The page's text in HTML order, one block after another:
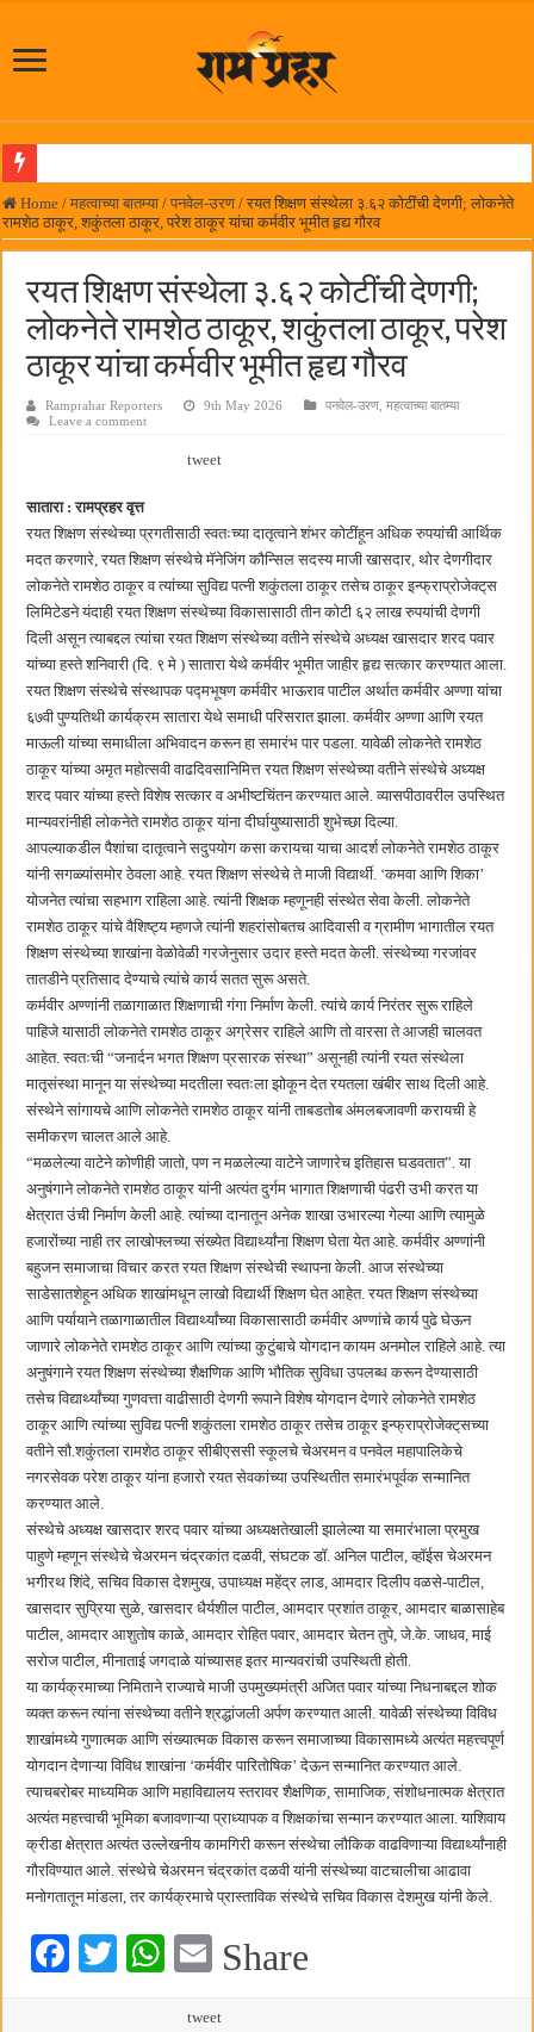
आमदार प्रशांत ठाकूर यांच्या उपस्थितीत विद्यार्थ्यांना रेनकोट, शिक्षकांना छत्री वाटप
लोकनेते रामशेठ ठाकूर समाजसेवेतील हिरा -आमदार रविशेठ पाटील
समाजप्रिय नेतृत्व आमदार प्रशांत ठाकूर यांच्या वाढदिवसानिमित्त राज्यभरातून शुभेच्छांचा वर्षाव
पनवेलमध्ये ८ ऑगस्टला महारोजगार मेळावा
सर्वात मोठ्या दिवाळी अंक स्पर्धेचा निकाल जाहीर
पालेखुर्द येथील जि.प. शाळेच्या नूतन इमारतीचे लोकनेते रामशेठ ठाकूर यांच्या उद्घाटन
हर घर तिरंगा अभियानासंदर्भात पनवेलमध्ये बैठक
कामोठे येथे समाजोपयोगी वस्तूंच्या वाटपाचा उपक्रम
छत्रपती शिवाजी महाराज महाराजस्व समाधान शिबिरास पनवेलमध्ये उत्स्फूर्त प्रतिसाद
Home / महत्वाच्या बातम्या / पनवेल-उरण / रयत शिक्षण संस्थेला ३.६२ कोटींची देणगी; लोकनेते
रामशेठ ठाकूर, शकुंतला ठाकूर, परेश ठाकूर यांचा कर्मवीर भूमीत हृद्य गौरव
रयत शिक्षण संस्थेला ३.६२ कोटींची देणगी;
लोकनेते रामशेठ ठाकूर, शकुंतला ठाकूर, परेश
ठाकूर यांचा कर्मवीर भूमीत हृद्य गौरव
Ramprahar Reporters 9th May 2026 पनवेल-उरण ,महत्वाच्या बातम्या
Leave a comment
tweet
सातारा : रामप्रहर वृत्त
रयत शिक्षण संस्थेच्या प्रगतीसाठी स्वतःच्या दातृत्वाने शंभर कोटींहून अधिक रुपयांची आर्थिक
मदत करणारे, रयत शिक्षण संस्थेचे मॅनेजिंग कौन्सिल सदस्य माजी खासदार, थोर देणगीदार
लोकनेते रामशेठ ठाकूर व त्यांच्या सुविद्य पत्नी शकुंतला ठाकूर तसेच ठाकूर इन्फ्राप्रोजेक्ट्‌‍स
लिमिटेडने यंदाही रयत शिक्षण संस्थेच्या विकासासाठी तीन कोटी ६२ लाख रुपयांची देणगी
दिली असून त्याबद्दल त्यांचा रयत शिक्षण संस्थेच्या वतीने संस्थेचे अध्यक्ष खासदार शरद पवार
यांच्या हस्ते शनिवारी (दि. ९ मे ) सातारा येथे कर्मवीर भूमीत जाहीर हृद्य सत्कार करण्यात आला.
रयत शिक्षण संस्थेचे संस्थापक पद्मभूषण कर्मवीर भाऊराव पाटील अर्थात कर्मवीर अण्णा यांचा
६७वी पुण्यतिथी कार्यक्रम सातारा येथे समाधी परिसरात झाला. कर्मवीर अण्णा आणि रयत
माऊली यांच्या समाधीला अभिवादन करून हा समारंभ पार पडला. यावेळी लोकनेते रामशेठ
ठाकूर यांच्या अमृत महोत्सवी वाढदिवसानिमित्त रयत शिक्षण संस्थेच्या वतीने संस्थेचे अध्यक्ष
शरद पवार यांच्या हस्ते विशेष सत्कार व अभीष्टचिंतन करण्यात आले. व्यासपीठावरील उपस्थित
मान्यवरांनीही लोकनेते रामशेठ ठाकूर यांना दीर्घायुष्यासाठी शुभेच्छा दिल्या.
आपल्याकडील पैशांचा दातृत्वाने सदुपयोग कसा करायचा याचा आदर्श लोकनेते रामशेठ ठाकूर
यांनी सगळ्यांसमोर ठेवला आहे. रयत शिक्षण संस्थेचे ते माजी विद्यार्थी. ‌‘कमवा आणि शिका‌’
योजनेत त्यांचा सहभाग राहिला आहे. त्यांनी शिक्षक म्हणूनही संस्थेत सेवा केली. लोकनेते
रामशेठ ठाकूर यांचे वैशिष्ट्य म्हणजे त्यांनी शहरांसोबतच आदिवासी व ग्रामीण भागातील रयत
शिक्षण संस्थेच्या शाखांना वेळोवेळी गरजेनुसार उदार हस्ते मदत केली. संस्थेच्या गरजांवर
तातडीने प्रतिसाद देण्याचे त्यांचे कार्य सतत सुरू असते.
कर्मवीर अण्णांनी तळागाळात शिक्षणाची गंगा निर्माण केली. त्यांचे कार्य निरंतर सुरू राहिले
पाहिजे यासाठी लोकनेते रामशेठ ठाकूर अग्रेसर राहिले आणि तो वारसा ते आजही चालवत
आहेत. स्वतःची “जनार्दन भगत शिक्षण प्रसारक संस्था” असूनही त्यांनी रयत संस्थेला
मातृसंस्था मानून या संस्थेच्या मदतीला स्वतःला झोकून देत रयतला खंबीर साथ दिली आहे.
संस्थेने सांगायचे आणि लोकनेते रामशेठ ठाकूर यांनी ताबडतोब अंमलबजावणी करायची हे
समीकरण चालत आले आहे.
“मळलेल्या वाटेने कोणीही जातो, पण न मळलेल्या वाटेने जाणारेच इतिहास घडवतात”. या
अनुषंगाने लोकनेते रामशेठ ठाकूर यांनी अत्यंत दुर्गम भागात शिक्षणाची पंढरी उभी करत या
क्षेत्रात उंची निर्माण केली आहे. त्यांच्या दानातून अनेक शाखा उभारल्या गेल्या आणि त्यामुळे
हजारोंच्या नाही तर लाखोफ्लच्या संख्येत विद्यार्थ्यांना शिक्षण घेता येत आहे. कर्मवीर अण्णांनी
बहुजन समाजाचा विचार करत रयत शिक्षण संस्थेची स्थापना केली. आज संस्थेच्या
साडेसातशेहून अधिक शाखांमधून लाखो विद्यार्थी शिक्षण घेत आहेत. रयत शिक्षण संस्थेच्या
आणि पर्यायाने तळागाळातील विद्यार्थ्यांच्या विकासासाठी कर्मवीर अण्णांचे कार्य पुढे घेऊन
जाणारे लोकनेते रामशेठ ठाकूर आणि त्यांच्या कुटुंबाचे योगदान कायम अनमोल राहिले आहे. त्या
अनुषंगाने रयत शिक्षण संस्थेच्या शैक्षणिक आणि भौतिक सुविधा उपलब्ध करून देण्यासाठी
तसेच विद्यार्थ्यांच्या गुणवत्ता वाढीसाठी देणगी रूपाने विशेष योगदान देणारे लोकनेते रामशेठ
ठाकूर आणि त्यांच्या सुविद्य पत्नी शकुंतला रामशेठ ठाकूर तसेच ठाकूर इन्फ्राप्रोजेक्ट्‌‍सच्या
वतीने सौ.शकुंतला रामशेठ ठाकूर सीबीएससी स्कूलचे चेअरमन व पनवेल महापालिकेचे
नगरसेवक परेश ठाकूर यांना हजारो रयत सेवकांच्या उपस्थितीत समारंभपूर्वक सन्मानित
करण्यात आले.
संस्थेचे अध्यक्ष खासदार शरद पवार यांच्या अध्यक्षतेखाली झालेल्या या समारंभाला प्रमुख
पाहुणे म्हणून संस्थेचे चेअरमन चंद्रकांत दळवी, संघटक डॉ. अनिल पाटील, व्हॉईस चेअरमन
भगीरथ शिंदे, सचिव विकास देशमुख, उपाध्यक्ष महेंद्र लाड, आमदार दिलीप वळसे-पाटील,
खासदार सुप्रिया सुळे, खासदार धैर्यशील पाटील, आमदार प्रशांत ठाकूर, आमदार बाळासाहेब
पाटील, आमदार आशुतोष काळे, आमदार रोहित पवार, आमदार चेतन तुपे, जे.के. जाधव, माई
सरोज पाटील, मीनाताई जगदाळे यांच्यासह इतर मान्यवरांची उपस्थिती होती.
या कार्यक्रमाच्या निमिताने राज्याचे माजी उपमुख्यमंत्री अजित पवार यांच्या निधनाबद्दल शोक
व्यक्त करून त्यांना संस्थेच्या वतीने श्रद्धांजली अर्पण करण्यात आली. यावेळी संस्थेच्या विविध
शाखांमध्ये गुणात्मक आणि संख्यात्मक विकास करून समाजाच्या विकासामध्ये अत्यंत महत्त्वपूर्ण
योगदान देणाऱ्या विविध शाखांना ‘कर्मवीर पारितोषिक’ देऊन सन्मानित करण्यात आले.
त्याचबरोबर माध्यमिक आणि महाविद्यालय स्तरावर शैक्षणिक, सामाजिक, संशोधनात्मक क्षेत्रात
अत्यंत महत्त्वाची भूमिका बजावणाऱ्या प्राध्यापक व शिक्षकांचा सन्मान करण्यात आला. याशिवाय
क्रीडा क्षेत्रात अत्यंत उल्लेखनीय कामगिरी करून संस्थेचा लौकिक वाढविणाऱ्या विद्यार्थ्यांनाही
गौरविण्यात आले. संस्थेचे चेअरमन चंद्रकांत दळवी यांनी संस्थेच्या वाटचालीचा आढावा
मनोगतातून मांडला, तर कार्यक्रमाचे प्रास्ताविक संस्थेचे सचिव विकास देशमुख यांनी केले.
Fa T
W E
Share
tweet